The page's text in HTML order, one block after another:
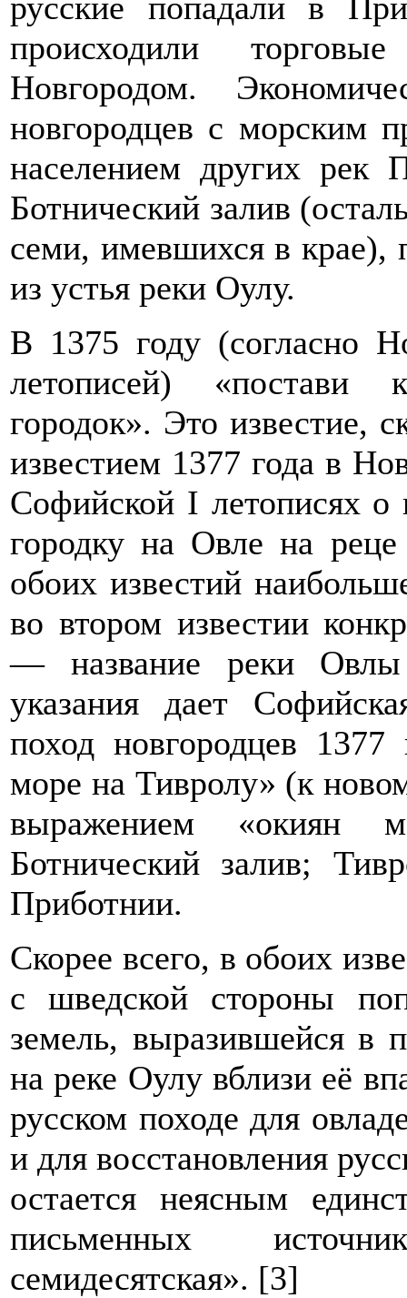
происходили
Новгородом.
новгородцев с морским
населением других рек
Ботнический залив
семи, имевшихся в крае),
из устья реки Оулу.
В 1375 году (согласно
летописей) «постави
городок». Это известие,
известием 1377 года в
Софийской I летописях о
городку на Овле на
обоих известий
во втором известии
— название реки Овлы
указания дает
поход новгородцев
море на Тивролу» (к
выражением «окиян
Ботнический залив;
Приботнии.
Скорее всего, в обоих
с шведской стороны
земель, выразившейся в
на реке Оулу вблизи её
русском походе для
и для восстановления
остается неясным
письменных
семидесятская». [3]